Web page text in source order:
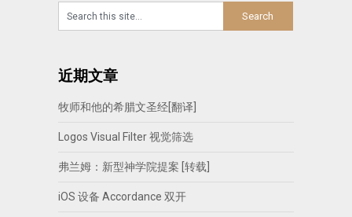
近期文章
牧师和他的希腊文圣经[翻译]
Logos Visual Filter 视觉筛选
弗兰姆：新型神学院提案 [转载]
iOS 设备 Accordance 双开